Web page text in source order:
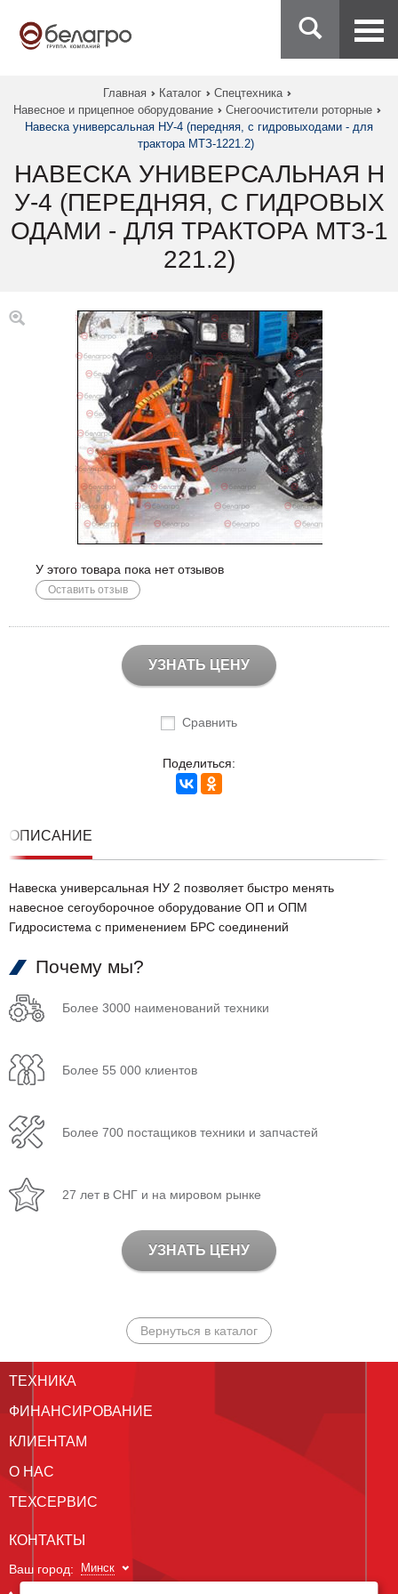
Главная Каталог
Спецтехника
Навесное и прицепное оборудование
Снегоочистители роторные
Навеска универсальная НУ-4 (передняя, с гидровыходами - для
трактора МТЗ-1221.2)
НАВЕСКА УНИВЕРСАЛЬНАЯ Н
У-4 (ПЕРЕДНЯЯ, С ГИДРОВЫХ
ОДАМИ - ДЛЯ ТРАКТОРА МТЗ-1
221.2)
У этого товара пока нет отзывов
Оставить отзыв
УЗНАТЬ ЦЕНУ
Сравнить
Поделиться:
ОПИСАНИЕ
Навеска универсальная НУ 2 позволяет быстро менять
навесное сегоуборочное оборудование ОП и ОПМ
Гидросистема с применением БРС соединений
Почему мы?
Более 3000 наименований техники
Более 55 000 клиентов
Более 700 постащиков техники и запчастей
27 лет в СНГ и на мировом рынке
УЗНАТЬ ЦЕНУ
Вернуться в каталог
ТЕХНИКА
ФИНАНСИРОВАНИЕ
КЛИЕНТАМ
О НАС
ТЕХСЕРВИС
КОНТАКТЫ
Ваш город: Минск